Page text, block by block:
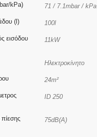
kPa) 71 / 7.1mbar / kPa
(l) 100l
εισόδου
11kW
Ηλεκτροκίνητο
24m²
ID 250
75dB(A)